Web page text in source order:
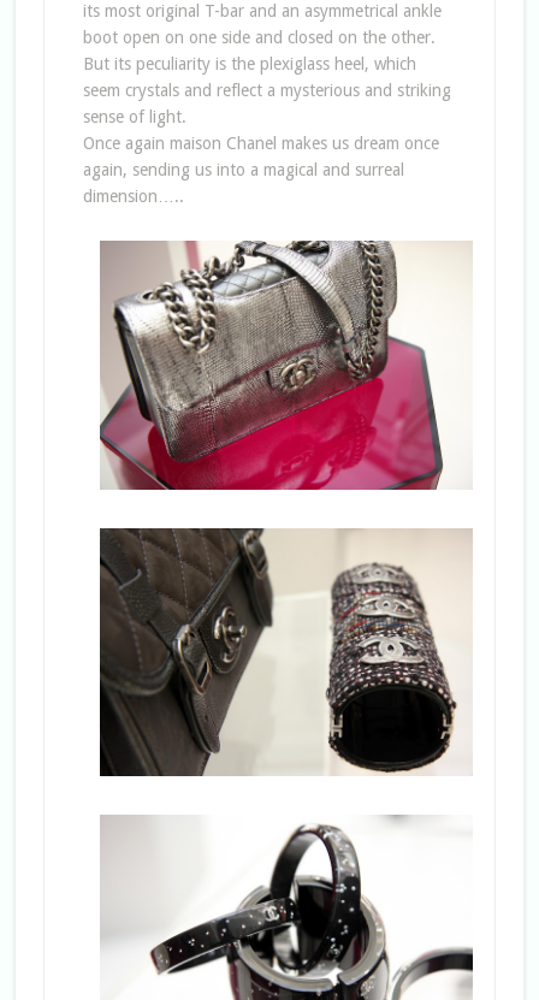
its most original T-bar and an asymmetrical ankle
boot open on one side and closed on the other.
But its peculiarity is the plexiglass heel, which
seem crystals and reflect a mysterious and striking
sense of light.
Once again maison Chanel makes us dream once
again, sending us into a magical and surreal
dimension…..